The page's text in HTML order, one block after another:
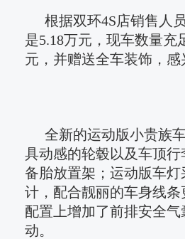
根据双环4S店销售人
是5.18万元，现车数量充
元，并赠送全车装饰，
全新的运动版小贵族
具动感的轮毂以及车顶
备胎放置架；运动版车
计，配合靓丽的车身线
配置上增加了前排安全
动。